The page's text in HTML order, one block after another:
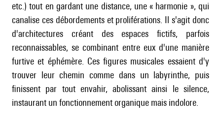
etc.) tout en gardant une distance, une « harmonie », qui
canalise ces débordements et proliférations. Il s'agit donc
d'architectures créant des espaces fictifs, parfois
reconnaissables, se combinant entre eux d'une manière
furtive et éphémère. Ces figures musicales essaient d'y
trouver leur chemin comme dans un labyrinthe, puis
finissent par tout envahir, abolissant ainsi le silence,
instaurant un fonctionnement organique mais indolore.